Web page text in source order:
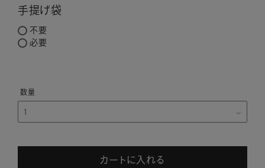
手提げ袋
不要
必要
カートに入れる